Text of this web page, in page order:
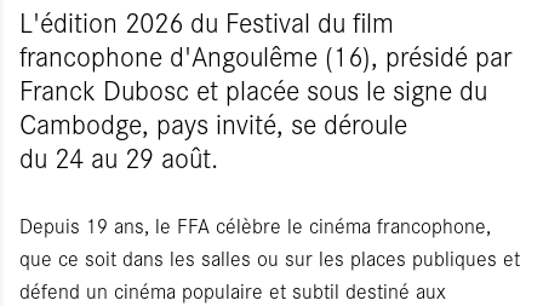
L'édition 2026 du Festival du film
francophone d'Angoulême (16), présidé par
Franck Dubosc et placée sous le signe du
Cambodge, pays invité, se déroule
du 24 au 29 août.
Depuis 19 ans, le FFA célèbre le cinéma francophone,
que ce soit dans les salles ou sur les places publiques et
défend un cinéma populaire et subtil destiné aux